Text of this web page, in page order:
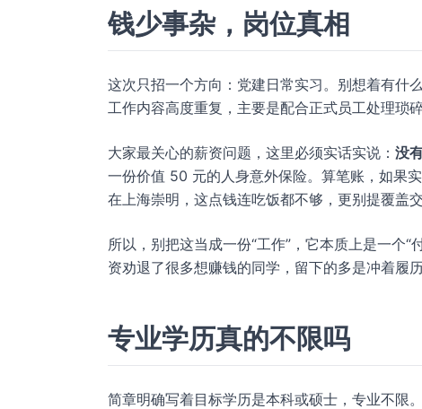
钱少事杂，岗位真相
这次只招一个方向：党建日常实习。别想着有什
工作内容高度重复，主要是配合正式员工处理琐碎
大家最关心的薪资问题，这里必须实话实说： 没
一份价值 50 元的人身意外保险。算笔账，如果
在上海崇明，这点钱连吃饭都不够，更别提覆盖
所以，别把这当成一份“工作”，它本质上是一个
资劝退了很多想赚钱的同学，留下的多是冲着履历
专业学历真的不限吗
简章明确写着目标学历是本科或硕士，专业不限